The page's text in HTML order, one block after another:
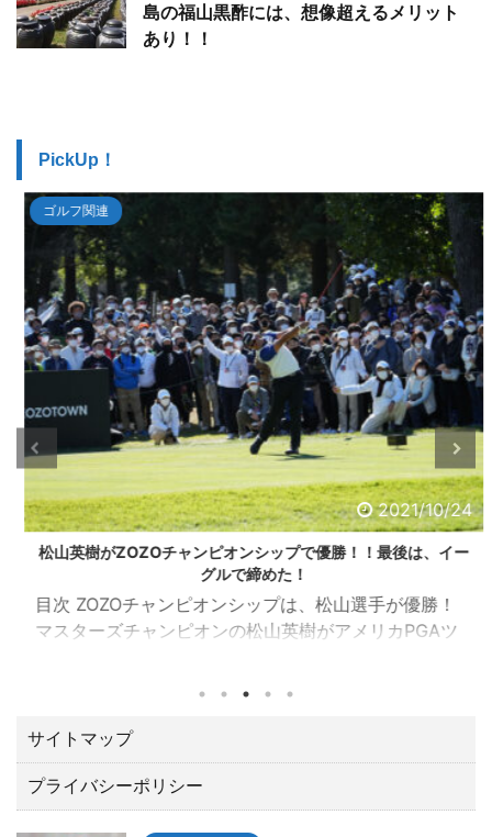
島の福山黒酢には、想像超えるメリット
あり！！
PickUp！
ゴルフ関連
2021/10/24
松山英樹がZOZOチャンピオンシップで優勝！！最後は、イー
グルで締めた！
目次 ZOZOチャンピオンシップは、松山選手が優勝！
マスターズチャンピオンの松山英樹がアメリカPGAツ
んと２億３００万円。日本ツアーと較べてひとケタ違
います。 最後の１８番ロングホールでは、２オンでワ
ンパットのイーグルで締める圧巻の終わり方でガッツ
ポーズ。 いやあカッコよすぎて「やったー！！」と思
サイトマップ
プライバシーポリシー